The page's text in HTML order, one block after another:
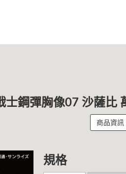
士鋼彈胸像07 沙薩比
商品資訊
規格